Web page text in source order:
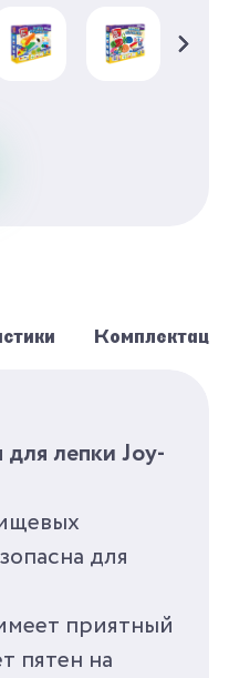
формочки для
форм.
цвета и
от Joy-Doh
моторику и
вашего
лепки Joy-
для
приятный
пятен на